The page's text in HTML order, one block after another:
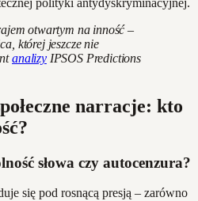
otwartym na inność –
której jeszcze nie
analizyIPSOS Predictions
narracje: kto
słowa czy autocenzura?
się pod rosnącą presją – zarówno